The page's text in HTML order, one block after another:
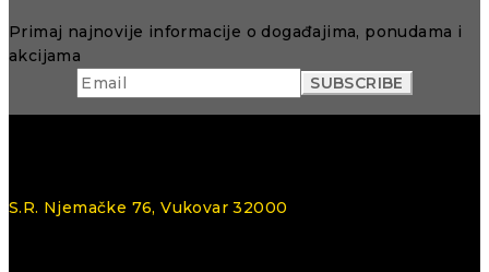
Primaj najnovije informacije o događajima, ponudama i
akcijama
S.R. Njemačke 76, Vukovar 32000